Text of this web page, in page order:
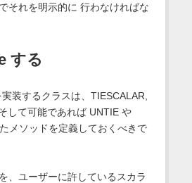
それを明示的に 行わなければな
する
装するクラスは、TIESCALAR,
して可能であれば UNTIE や
メソッドを定義しておくべきで
、ユーザーに許しているスカラ